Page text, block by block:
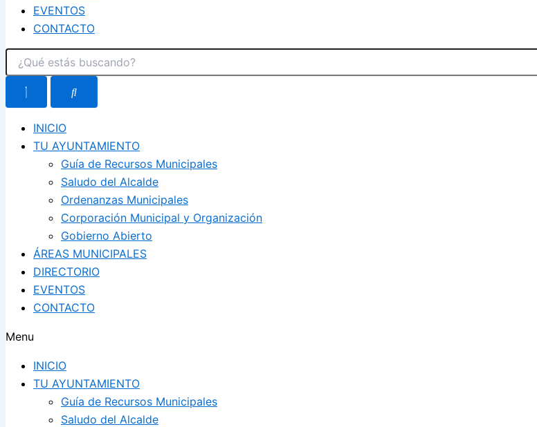
EVENTOS
CONTACTO
INICIO
TU AYUNTAMIENTO
Guía de Recursos Municipales
Saludo del Alcalde
Ordenanzas Municipales
Corporación Municipal y Organización
Gobierno Abierto
ÁREAS MUNICIPALES
DIRECTORIO
EVENTOS
CONTACTO
Menu
INICIO
TU AYUNTAMIENTO
Guía de Recursos Municipales
Saludo del Alcalde